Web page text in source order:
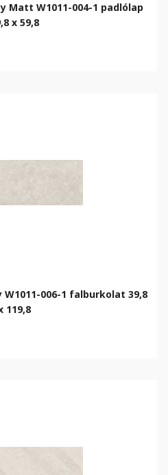
Matt W1011-004-1 padlólap
x 59,8
006-1 falburkolat 39,8
119,8